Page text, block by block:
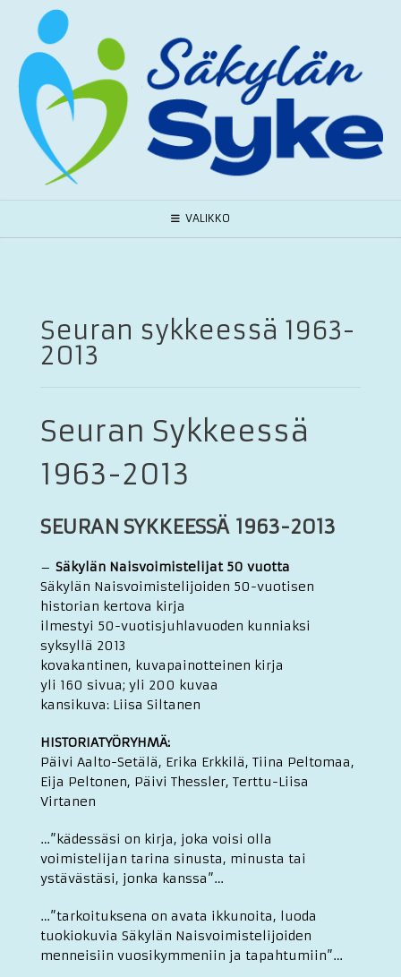
content
VALIKKO
Seuran sykkeessä 1963-
2013
Seuran Sykkeessä
1963-2013
SEURAN SYKKEESSÄ 1963-2013
– Säkylän Naisvoimistelijat 50 vuotta
Säkylän Naisvoimistelijoiden 50-vuotisen
historian kertova kirja
ilmestyi 50-vuotisjuhlavuoden kunniaksi
syksyllä 2013
kovakantinen, kuvapainotteinen kirja
yli 160 sivua; yli 200 kuvaa
kansikuva: Liisa Siltanen
HISTORIATYÖRYHMÄ:
Päivi Aalto-Setälä, Erika Erkkilä, Tiina Peltomaa,
Eija Peltonen, Päivi Thessler, Terttu-Liisa
Virtanen
…”kädessäsi on kirja, joka voisi olla
voimistelijan tarina sinusta, minusta tai
ystävästäsi, jonka kanssa”…
…”tarkoituksena on avata ikkunoita, luoda
tuokiokuvia Säkylän Naisvoimistelijoiden
menneisiin vuosikymmeniin ja tapahtumiin”…